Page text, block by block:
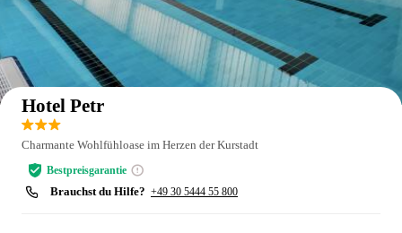
Auf der Karte anzeigen
Hotel Petr
Charmante Wohlfühloase im Herzen der Kurstadt
Bestpreisgarantie
Brauchst du Hilfe? +49 30 5444 55 800